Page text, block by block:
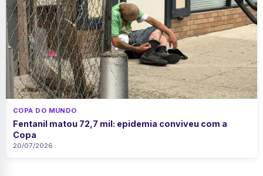
COPA DO MUNDO
Fentanil matou 72,7 mil: epidemia conviveu com a
Copa
20/07/2026